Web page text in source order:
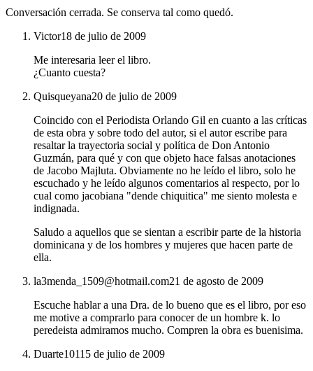
Conversación cerrada. Se conserva tal como quedó.
Victor18 de julio de 2009
Me interesaria leer el libro.
¿Cuanto cuesta?
Quisqueyana20 de julio de 2009
Coincido con el Periodista Orlando Gil en cuanto a las críticas
de esta obra y sobre todo del autor, si el autor escribe para
resaltar la trayectoria social y política de Don Antonio
Guzmán, para qué y con que objeto hace falsas anotaciones
de Jacobo Majluta. Obviamente no he leído el libro, solo he
escuchado y he leído algunos comentarios al respecto, por lo
cual como jacobiana "dende chiquitica" me siento molesta e
indignada.
Saludo a aquellos que se sientan a escribir parte de la historia
dominicana y de los hombres y mujeres que hacen parte de
ella.
la3menda_1509@hotmail.com21 de agosto de 2009
Escuche hablar a una Dra. de lo bueno que es el libro, por eso
me motive a comprarlo para conocer de un hombre k. lo
peredeista admiramos mucho. Compren la obra es buenisima.
Duarte10115 de julio de 2009